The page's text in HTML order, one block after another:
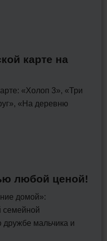
карте на
«Холоп 3», «Три
«На деревню
любой ценой!
домой»:
семейной
дружбе мальчика и